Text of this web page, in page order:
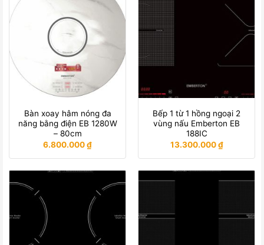
Bàn xoay hâm nóng đa
năng bằng điện EB 1280W
– 80cm
6.800.000₫
Bếp 1 từ 1 hồng ngoại 2
vùng nấu Emberton EB
188IC
13.300.000₫